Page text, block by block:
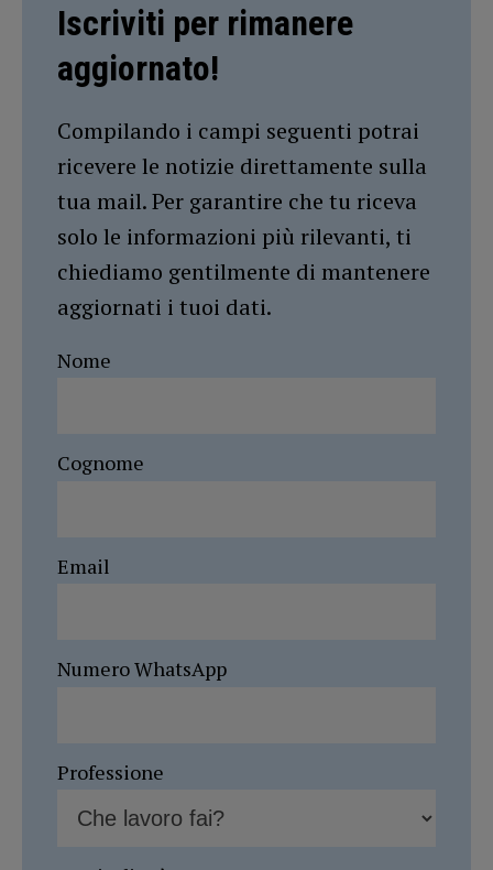
Iscriviti per rimanere
aggiornato!
Compilando i campi seguenti potrai
ricevere le notizie direttamente sulla
tua mail. Per garantire che tu riceva
solo le informazioni più rilevanti, ti
chiediamo gentilmente di mantenere
aggiornati i tuoi dati.
Nome
Cognome
Email
Numero WhatsApp
Professione